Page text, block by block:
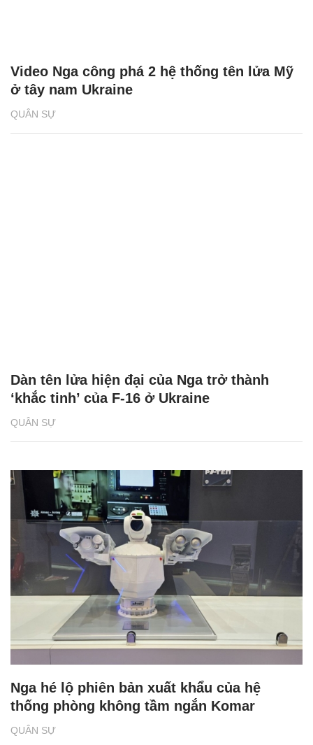
QUÂN SỰ
Video Nga công phá 2 hệ thống tên lửa Mỹ
ở tây nam Ukraine
QUÂN SỰ
Dàn tên lửa hiện đại của Nga trở thành
‘khắc tinh’ của F-16 ở Ukraine
QUÂN SỰ
Nga hé lộ phiên bản xuất khẩu của hệ
thống phòng không tầm ngắn Komar